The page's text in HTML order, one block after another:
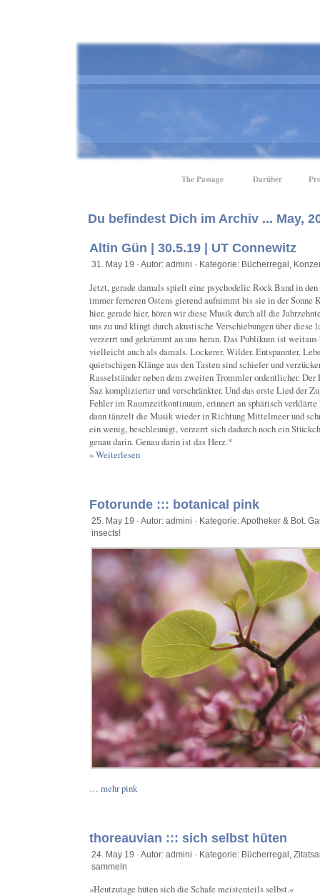
The Passage Darüber
Du befindest Dich im Archiv ... May,
Altin Gün | 30.5.19 | UT Connewitz
31. May 19 · Autor: admini · Kategorie: Bücherregal
Jetzt, gerade damals spielt eine psychodelic Rock Band in
immer ferneren Ostens gierend aufnimmt bis sie in der Sonne
hier, gerade hier, hören wir diese Musik durch all die
uns zu und klingt durch akustische Verschiebungen über
verzerrt und gekrümmt an uns heran. Das Publikum ist
vielleicht auch als damals. Lockerer. Wilder. Entspannter.
quietschigen Klänge aus den Tasten sind schiefer und
Rasselständer neben dem zweiten Trommler ordentlicher.
Saz komplizierter und verschränkter. Und das erste Lied der
Fehler im Raumzeitkontinuum, erinnert an sphärisch verklärte
dann tänzelt die Musik wieder in Richtung Mittelmeer und
ein wenig, beschleunigt, verzerrt sich dadurch noch ein
genau darin. Genau darin ist das Herz.*
» Weiterlesen
Fotorunde ::: botanical pink
25. May 19 · Autor: admini · Kategorie:Apotheker & Bot.
insects!
… mehr pink
thoreauvian ::: sich selbst hüten
24. May 19 · Autor: admini · Kategorie: Bücherregal
sammeln
»Heutzutage hüten sich die Schafe meistenteils selbst.«